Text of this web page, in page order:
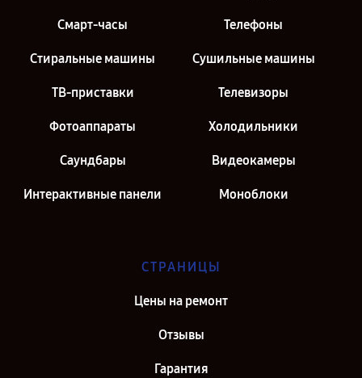
Смарт-часы Телефоны
Стиральные машины Сушильные машины
ТВ-приставки Телевизоры
Фотоаппараты Холодильники
Саундбары Видеокамеры
Интерактивные панели Моноблоки
СТРАНИЦЫ
Цены на ремонт
Отзывы
Гарантия